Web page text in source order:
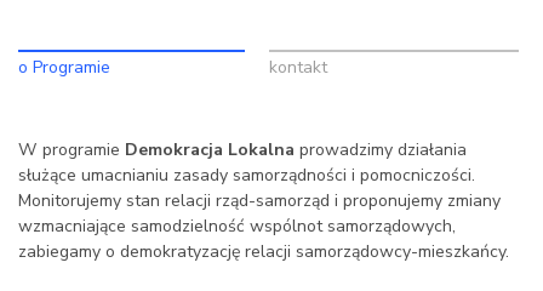
o Programie kontakt
W programie Demokracja Lokalna prowadzimy działania
służące umacnianiu zasady samorządności i pomocniczości.
Monitorujemy stan relacji rząd-samorząd i proponujemy zmiany
wzmacniające samodzielność wspólnot samorządowych,
zabiegamy o demokratyzację relacji samorządowcy-mieszkańcy.